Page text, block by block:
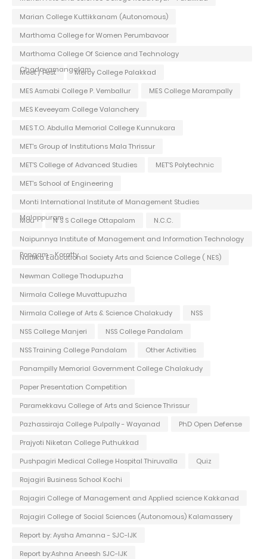
Marian College Kuttikkanam (Autonomous)
Marthoma College for Women Perumbavoor
Marthoma College Of Science and Technology
Chadayamangalam
Meet / Fest
Mercy College Palakkad
MES Asmabi College P. Vemballur
MES College Marampally
MES Keveeyam College Valanchery
MES T.O. Abdulla Memorial College Kunnukara
MET's Group of Institutions Mala Thrissur
MET'S College of Advanced Studies
MET'S Polytechnic
MET's School of Engineering
Monti International Institute of Management Studies
Malappuram
Mou N S S College Ottapalam
N.C.C.
Naipunnya Institute of Management and Information Technology
Pongam - Koratty
Nattika Educational Society Arts and Science College ( NES)
Newman College Thodupuzha
Nirmala College Muvattupuzha
Nirmala College of Arts & Science Chalakudy
NSS
NSS College Manjeri
NSS College Pandalam
NSS Training College Pandalam
Other Activities
Panampilly Memorial Government College Chalakudy
Paper Presentation Competition
Paramekkavu College of Arts and Science Thrissur
Pazhassiraja College Pulpally - Wayanad
PhD Open Defense
Prajyoti Niketan College Puthukkad
Pushpagiri Medical College Hospital Thiruvalla
Quiz
Rajagiri Business School Kochi
Rajagiri College of Management and Applied science Kakkanad
Rajagiri College of Social Sciences (Autonomous) Kalamassery
Report by: Aysha Amanna - SJC-IJK
Report by:Ashna Aneesh SJC-IJK